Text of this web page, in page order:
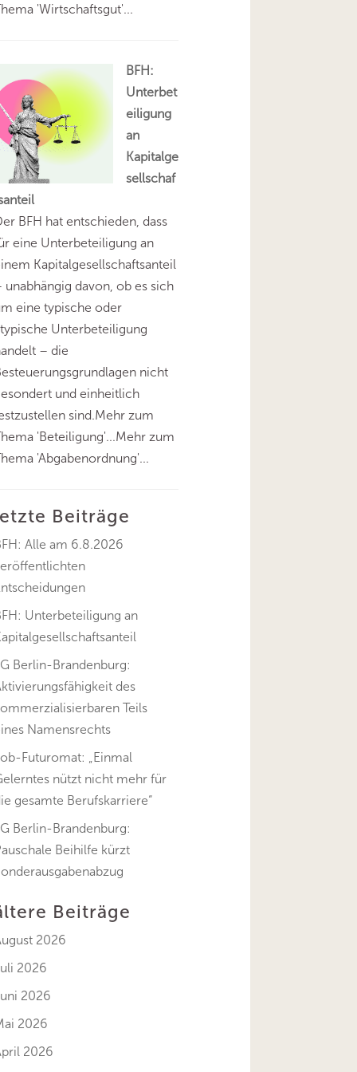
'Wirtschaftsgut'...
BFH:
Unterbet
eiligung
an
Kapitalge
sellschaf
BFH hat entschieden, dass
eine Unterbeteiligung an
Kapitalgesellschaftsanteil
unabhängig davon, ob es sich
eine typische oder
Unterbeteiligung
– die
nicht
und einheitlich
sind.Mehr zum
'Beteiligung'...Mehr zum
'Abgabenordnung'...
Beiträge
Alle am 6.8.2026
Unterbeteiligung an
Berlin-Brandenburg:
des
Teils
Namensrechts
Futuromat: „Einmal
nützt nicht mehr für
gesamte Berufskarriere“
Berlin-Brandenburg:
Beihilfe kürzt
Beiträge
2026
2026
2026
2026
2026